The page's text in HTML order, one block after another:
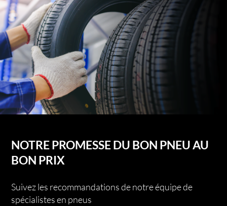
NOTRE PROMESSE DU BON PNEU AU
BON PRIX
Suivez les recommandations de notre équipe de
spécialistes en pneus